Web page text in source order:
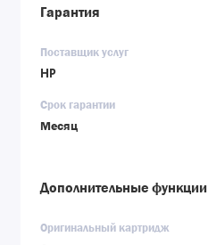
Гарантия
Поставщик услуг
HP
Срок гарантии
Месяц
Дополнительные функции
Оригинальный картридж